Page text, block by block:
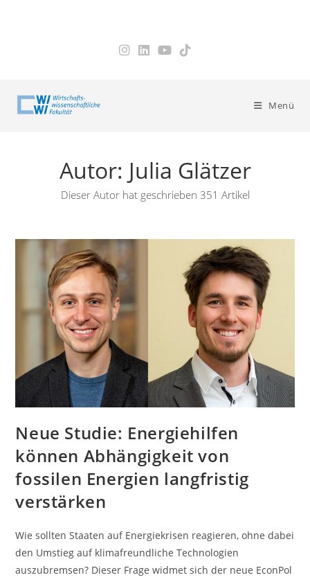
Menü
Autor: Julia Glätzer
Dieser Autor hat geschrieben 351 Artikel
Neue Studie: Energiehilfen
können Abhängigkeit von
fossilen Energien langfristig
verstärken
Wie sollten Staaten auf Energiekrisen reagieren, ohne dabei
den Umstieg auf klimafreundliche Technologien
auszubremsen? Dieser Frage widmet sich der neue EconPol